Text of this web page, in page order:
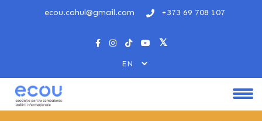
ecou.cahul@gmail.com +373 69 708 107